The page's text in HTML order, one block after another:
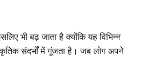
भी बढ़ जाता है क्योंकि यह विभिन्न
संदर्भों में गूंजता है। जब लोग अपने